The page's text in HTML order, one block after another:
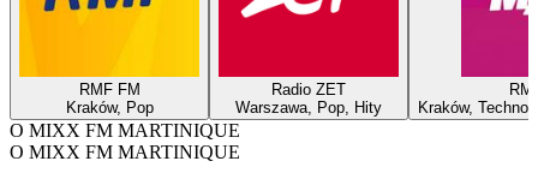
RMF FM
Kraków, Pop
Radio ZET
Warszawa, Pop, Hity
Kraków,
O MIXX FM MARTINIQUE
O MIXX FM MARTINIQUE